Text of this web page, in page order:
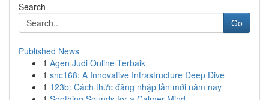
Search
Go
Published News
1 Agen Judi Online Terbaik
1 snc168: A Innovative Infrastructure Deep Dive
1 123b: Cách thức đăng nhập lần mới năm nay